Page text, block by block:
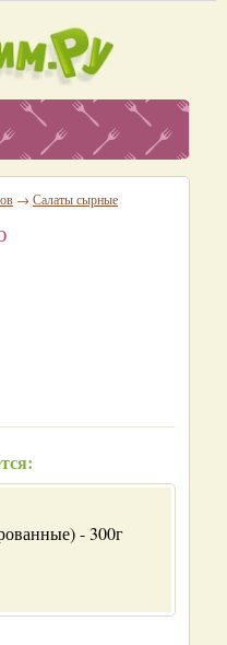
→ Салаты сырные
- 300г